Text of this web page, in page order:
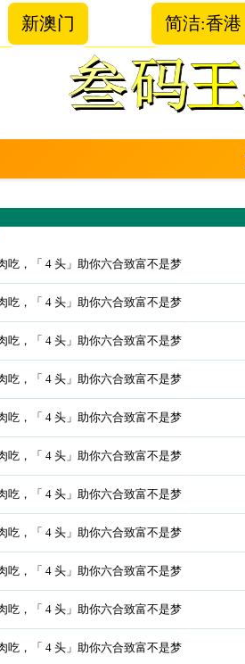
新澳门 简洁:香港
吃，「 4 头」助你六合致富不是梦
吃，「 4 头」助你六合致富不是梦
吃，「 4 头」助你六合致富不是梦
吃，「 4 头」助你六合致富不是梦
吃，「 4 头」助你六合致富不是梦
吃，「 4 头」助你六合致富不是梦
吃，「 4 头」助你六合致富不是梦
吃，「 4 头」助你六合致富不是梦
吃，「 4 头」助你六合致富不是梦
吃，「 4 头」助你六合致富不是梦
吃，「 4 头」助你六合致富不是梦